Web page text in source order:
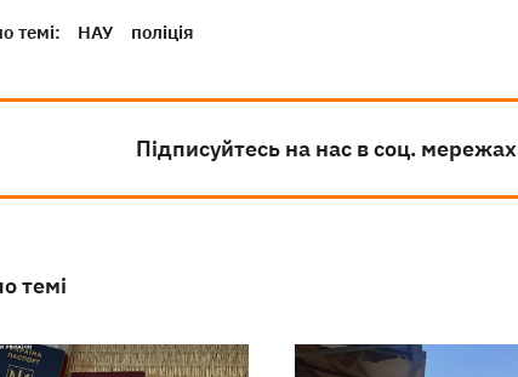
темі: НАУ поліція
Підписуйтесь на нас в соц. мережах
темі